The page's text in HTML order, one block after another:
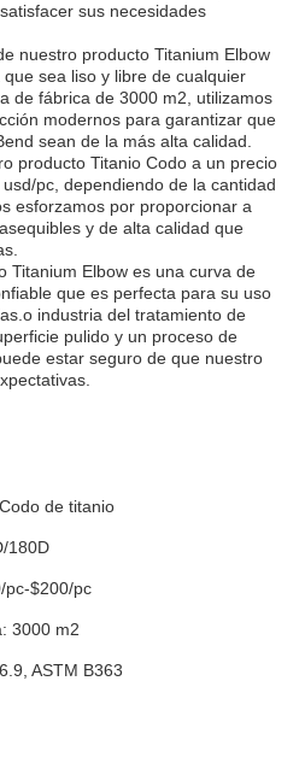
sus necesidades
nuestro producto Titanium Elbow
sea liso y libre de cualquier
de fábrica de 3000 m2, utilizamos
modernos para garantizar que
sean de la más alta calidad.
producto Titanio Codo a un precio
pc, dependiendo de la cantidad
esforzamos por proporcionar a
y de alta calidad que
Titanium Elbow es una curva de
que es perfecta para su uso
industria del tratamiento de
pulido y un proceso de
estar seguro de que nuestro
de titanio
180D
pc-$200/pc
3000 m2
ASTM B363